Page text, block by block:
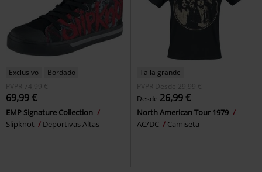
Exclusivo
Bordado
PVPR 74,99 €
69,99 €
EMP Signature Collection
Slipknot
Deportivas Altas
Talla grande
PVPR
Desde 29,99 €
Desde 26,99 €
North American Tour 1979
AC/DC
Camiseta